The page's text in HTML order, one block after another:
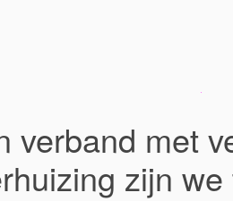
verband met
zijn